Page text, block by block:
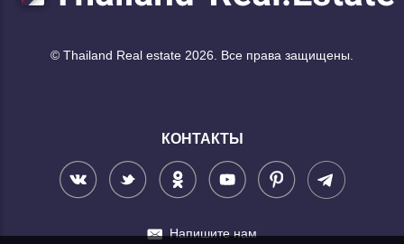
© Thailand Real estate 2026. Все права защищены.
КОНТАКТЫ
Напишите нам